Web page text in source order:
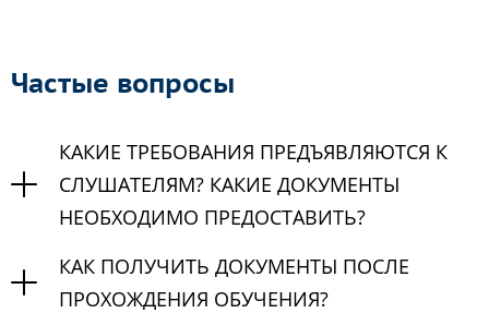
Частые вопросы
КАКИЕ ТРЕБОВАНИЯ ПРЕДЪЯВЛЯЮТСЯ К
СЛУШАТЕЛЯМ? КАКИЕ ДОКУМЕНТЫ
НЕОБХОДИМО ПРЕДОСТАВИТЬ?
КАК ПОЛУЧИТЬ ДОКУМЕНТЫ ПОСЛЕ
ПРОХОЖДЕНИЯ ОБУЧЕНИЯ?